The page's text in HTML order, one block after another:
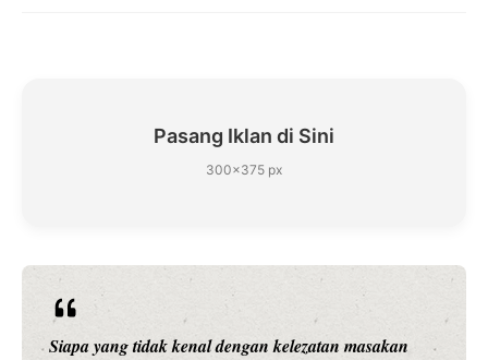
Pasang Iklan di Sini
300×375 px
Siapa yang tidak kenal dengan kelezatan masakan